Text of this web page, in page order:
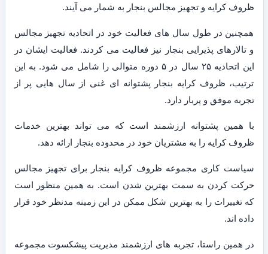
ظروف کرایه و تجهیز مجالس بنجار به شمار می آیند.
همچنین در طول سال های فعالیت خود در اتحادیه تجهیز مجالس
و تالارهای پذیرایی بنجار نیز فعالیت می کردند. فعالیت ایشان در
این اتحادیه ۲۵ سال در ۵ دوره متوالی را شامل می شود. به این
ترتیب، ظروف کرایه بنجار پشتوانه ای غنی از سال هایی پر از
تجربه موفق و پربار دارد.
با همین پشتوانه ارزشمند است که می تواند بهترین خدمات
ظروف کرایه را به مشتریان خود در محدوده بنجار ارائه دهد.
سیاست کاری مجموعه ظروف کرایه بنجار برای تجهیز مجالس
حرکت کردن به سمت بهترین شدن است. به همین منظور است
که تغییرات را به بهترین شکل ممکن در این زمینه مدنظر خود قرار
داده اند.
در همین راستا، تجربه های ارزشمند مدیریت پیشکسوت مجموعه